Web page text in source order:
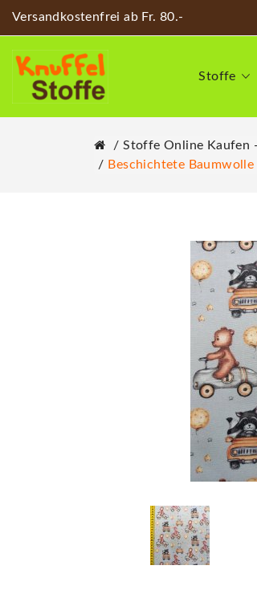
Versandkostenfrei ab Fr. 80.-
Stoffe
Stoffe Online Kaufen
Beschichtete